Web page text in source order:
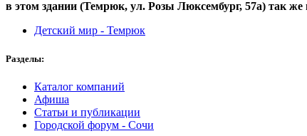
в этом здании (Темрюк, ул. Розы Люксембург, 57а) так же
Детский мир - Темрюк
Разделы:
Каталог компаний
Афиша
Статьи и публикации
Городской форум - Сочи